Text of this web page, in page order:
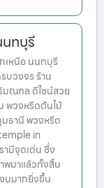
ทบุรี
เหนือ นนทบุรี
บวงจร ร้าน
มณฑล ดีไซน์สวย
พวงหรีดต้นไม้
ธานี พวงหรีด
in
ามีจุดเด่น ซึ่ง
พมาแล้วทั้งสิ้น
นมากยิ่งขึ้น